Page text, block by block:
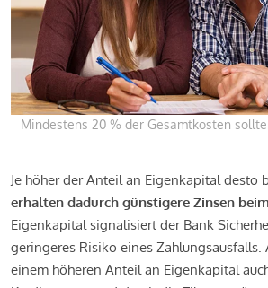
Mindestens 20 % der Gesamtkosten
Je höher der Anteil an Eigenkapital desto
erhalten dadurch günstigere Zinsen
Eigenkapital signalisiert der Bank
geringeres Risiko eines
einem höheren Anteil an Eigenkapital